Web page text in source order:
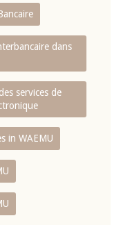
dans
services de
in WAEMU